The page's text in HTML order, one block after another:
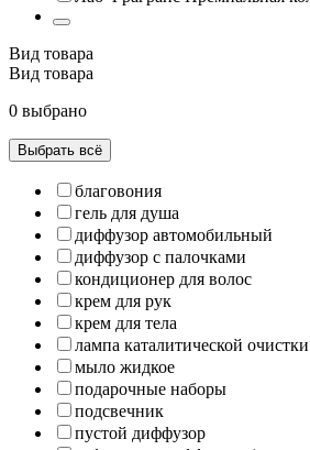
Вид товара
Вид товара
0 выбрано
Выбрать всё
благовония
гель для душа
диффузор автомобильный
диффузор с палочками
кондиционер для волос
крем для рук
крем для тела
лампа каталитической очистки
мыло жидкое
подарочные наборы
подсвечник
пустой диффузор